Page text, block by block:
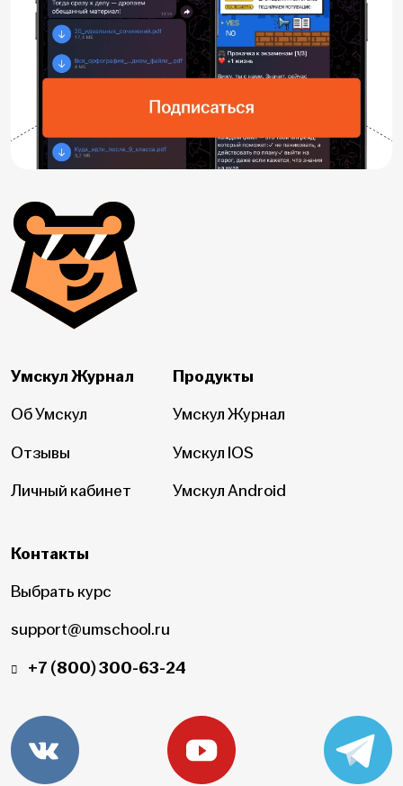
Умскул Журнал
Об Умскул
Отзывы
Личный кабинет
Продукты
Умскул Журнал
Умскул IOS
Умскул Android
Контакты
Выбрать курс
support@umschool.ru
+7 (800) 300-63-24